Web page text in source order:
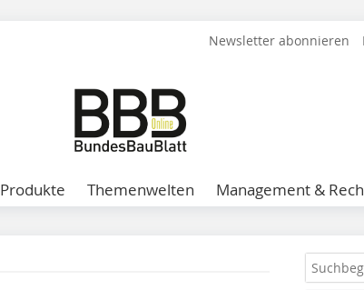
Newsletter abonnieren
Produkte Themenwelten Management &